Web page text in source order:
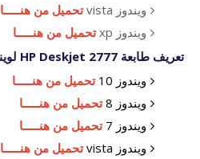
ويندوز vista
تحميل من هنـــــا
ويندوز xp
تحميل من هنـــــا
تعريف طابعة HP Deskjet 2777 لويندوز 64 بت
ويندوز 10
تحميل من هنـــــا
ويندوز 8
تحميل من هنـــــا
ويندوز 7
تحميل من هنـــــا
ويندوز vista
تحميل من هنـــــا